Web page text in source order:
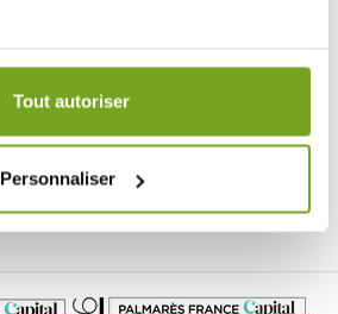
est conservé pendant une
Tout autoriser
Personnaliser